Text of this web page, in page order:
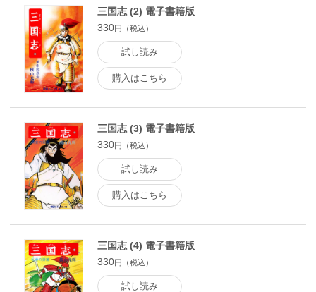
三国志 (2) 電子書籍版
330円（税込）
試し読み
購入はこちら
三国志 (3) 電子書籍版
330円（税込）
試し読み
購入はこちら
三国志 (4) 電子書籍版
330円（税込）
試し読み